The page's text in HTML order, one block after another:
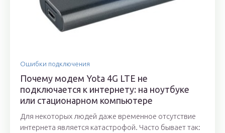
Ошибки подключения
Почему модем Yota 4G LTE не
подключается к интернету: на ноутбуке
или стационарном компьютере
Для некоторых людей даже временное отсутствие
интернета является катастрофой. Часто бывает так: